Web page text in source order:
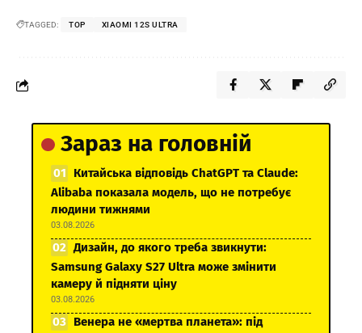
TAGGED: TOP XIAOMI 12S ULTRA
Зараз на головній
Китайська відповідь ChatGPT та Claude:
Alibaba показала модель, що не потребує
людини тижнями
03.08.2026
Дизайн, до якого треба звикнути:
Samsung Galaxy S27 Ultra може змінити
камеру й підняти ціну
03.08.2026
Венера не «мертва планета»: під